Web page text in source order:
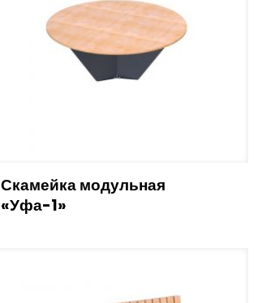
Скамейка модульная
«Уфа-1»